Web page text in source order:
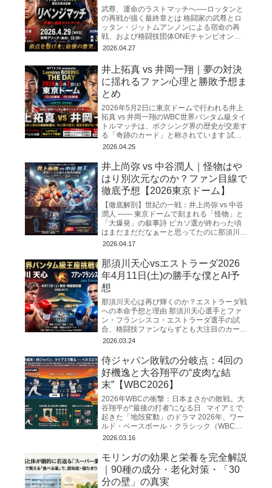
武尊、運命のラストマッチへ──ロッタンと
の再戦が描く最終章とは 格闘家の武尊とロ
ッタン・ジットムアンノンによる宿命の再
戦、および格闘技団体ONEチャンピオンシ
ップを巡る動向をまとめたものです。 両者
2026.04.27
井上拓真 vs 井岡一翔｜夢の対決
に揺れるファン心理と勝敗予想ま
とめ
2026年5月2日に東京ドームで行われる井上
拓真 vs 井岡一翔のWBC世界バンタム級タイ
トルマッチは、ボクシング界の歴史が交差す
る「奇跡のカード」と称されています 試合
日程と会場 この歴史的な一戦は、2026年5
2026.04.25
井上尚弥 vs 中谷潤人｜怪物はや
はり別次元なのか？ファン目線で
徹底予想【2026東京ドーム】
【徹底解剖】世紀の一戦：井上尚弥 vs 中谷
潤人 ―― 東京ドームで刻まれる「怪物」と
「大爆発」の叙事詩 ピカソ選が終わった頃
はまだまだだなぁーと思ってたのに那須川天
心の試合も終わり、マジもうすぐゴングだと
2026.04.17
那須川天心vsエストラーダ2026
年4月11日(土)の勝手な僕とAI予
想
那須川天心は再び輝くのか？エストラーダ戦
への本命予想と理由 那須川天心選手とファ
ン・フランシスコ・エストラーダ選手の試
合、格闘技ファンならずとも大注目のカード
ですね！ 絶対に勝って欲しい。。。 WBC世
2026.03.24
侍ジャパン敗戦の分岐点：4回の
好機逸と大谷翔平の“皮肉な結
末”【WBC2026】
2026年WBCの衝撃：日本まさかの敗戦。大
谷翔平が“最後の打者”になる日 マイアミで
起きた「地殻変動」のドラマ 2026年、ワー
ルド・ベースボール・クラシック（WBC）
の舞台となったマイアミのローンデポ・
2026.03.16
モリンガの効果と栄養を完全解説
｜90種の成分・老化対策・「30
分の壁」の真実